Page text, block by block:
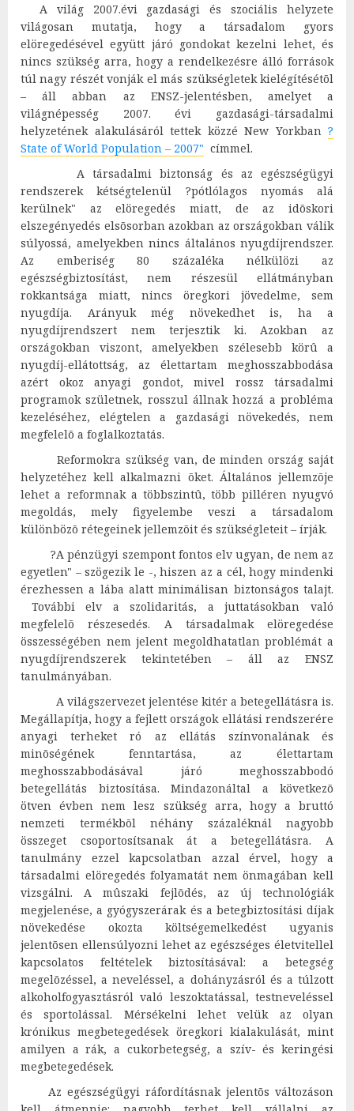
A világ 2007.évi gazdasági és szociális helyzete
világosan mutatja, hogy a társadalom gyors
elöregedésével együtt járó gondokat kezelni lehet, és
nincs szükség arra, hogy a rendelkezésre álló források
túl nagy részét vonják el más szükségletek kielégítésétõl
– áll abban az ENSZ-jelentésben, amelyet a
világnépesség 2007. évi gazdasági-társadalmi
helyzetének alakulásáról tettek közzé New Yorkban ?
State of World Population – 2007" címmel.
A társadalmi biztonság és az egészségügyi
rendszerek kétségtelenül ?pótlólagos nyomás alá
kerülnek" az elöregedés miatt, de az idõskori
elszegényedés elsõsorban azokban az országokban válik
súlyossá, amelyekben nincs általános nyugdíjrendszer.
Az emberiség 80 százaléka nélkülözi az
egészségbiztosítást, nem részesül ellátmányban
rokkantsága miatt, nincs öregkori jövedelme, sem
nyugdíja. Arányuk még növekedhet is, ha a
nyugdíjrendszert nem terjesztik ki. Azokban az
országokban viszont, amelyekben szélesebb körû a
nyugdíj-ellátottság, az élettartam meghosszabbodása
azért okoz anyagi gondot, mivel rossz társadalmi
programok születnek, rosszul állnak hozzá a probléma
kezeléséhez, elégtelen a gazdasági növekedés, nem
megfelelõ a foglalkoztatás.
Reformokra szükség van, de minden ország saját
helyzetéhez kell alkalmazni õket. Általános jellemzõje
lehet a reformnak a többszintû, több pilléren nyugvó
megoldás, mely figyelembe veszi a társadalom
különbözõ rétegeinek jellemzõit és szükségleteit – írják.
?A pénzügyi szempont fontos elv ugyan, de nem az
egyetlen" – szögezik le -, hiszen az a cél, hogy mindenki
érezhessen a lába alatt minimálisan biztonságos talajt.
További elv a szolidaritás, a juttatásokban való
megfelelõ részesedés. A társadalmak elöregedése
összességében nem jelent megoldhatatlan problémát a
nyugdíjrendszerek tekintetében – áll az ENSZ
tanulmányában.
A világszervezet jelentése kitér a betegellátásra is.
Megállapítja, hogy a fejlett országok ellátási rendszerére
anyagi terheket ró az ellátás színvonalának és
minõségének fenntartása, az élettartam
meghosszabbodásával járó meghosszabbodó
betegellátás biztosítása. Mindazonáltal a következõ
ötven évben nem lesz szükség arra, hogy a bruttó
nemzeti termékbõl néhány százaléknál nagyobb
összeget csoportosítsanak át a betegellátásra. A
tanulmány ezzel kapcsolatban azzal érvel, hogy a
társadalmi elöregedés folyamatát nem önmagában kell
vizsgálni. A mûszaki fejlõdés, az új technológiák
megjelenése, a gyógyszerárak és a betegbiztosítási díjak
növekedése okozta költségemelkedést ugyanis
jelentõsen ellensúlyozni lehet az egészséges életvitellel
kapcsolatos feltételek biztosításával: a betegség
megelõzéssel, a neveléssel, a dohányzásról és a túlzott
alkoholfogyasztásról való leszoktatással, testneveléssel
és sportolással. Mérsékelni lehet velük az olyan
krónikus megbetegedések öregkori kialakulását, mint
amilyen a rák, a cukorbetegség, a szív- és keringési
megbetegedések.
Az egészségügyi ráfordításnak jelentõs változáson